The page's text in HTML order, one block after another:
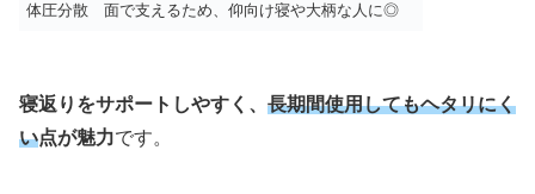
体圧分散 面で支えるため、仰向け寝や大柄な人に◎
寝返りをサポートしやすく、 長期間使用してもヘタリにく
い点が魅力です。